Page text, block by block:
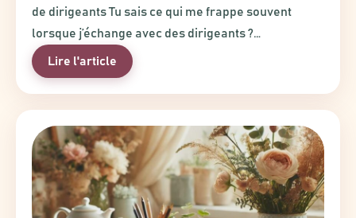
de dirigeants Tu sais ce qui me frappe souvent
lorsque j’échange avec des dirigeants ?…
Lire l'article